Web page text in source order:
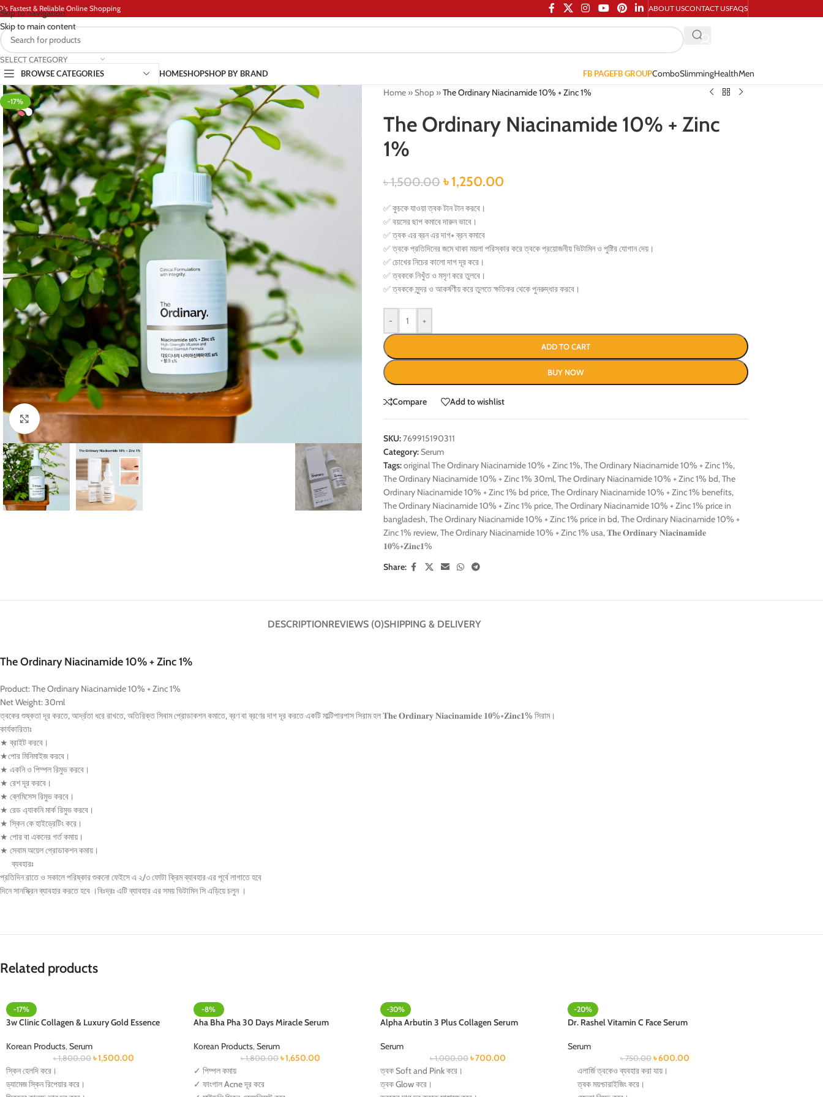
Skip to navigation
Skip to main content
Fastest & Reliable Online Shopping ABOUT USCONTACT USFAQS
SELECT CATEGORY
BROWSE CATEGORIES
HOMESHOPSHOP BY BRAND FB PAGEFB GROUPComboSlimmingHealthMen
-17%
Click to enlarge
Home»Shop»The Ordinary Niacinamide 10% + Zinc 1%
The Ordinary Niacinamide 10% + Zinc
1%
৳1,500.00 ৳1,250.00
✅ কুচকে যাওয়া ত্বক টান টান করবে।
✅ বয়সের ছাপ কমাবে দারুন ভাবে।
✅ ত্বক এর ব্রন এর দাগ+ ব্রন কমাবে
✅ ত্বকে প্রতিদিনের জমে থাকা ময়লা পরিস্কার করে ত্বকে প্রয়োজনীয় ভিটামিন ও পুষ্টির যোগান দেয়।
✅ চোখের নিচের কালো দাগ দূর করে।
✅ ত্বককে নিখুঁত ও মসৃণ করে তুলবে।
✅ ত্বককে সুন্দর ও আকর্ষণীয় করে তুলতে ক্ষতিকর থেকে পুনরুদ্ধার করবে।
- +
ADD TO CART
BUY NOW
Compare Add to wishlist
SKU:769915190311
Category:Serum
Tags:original The Ordinary Niacinamide 10% + Zinc 1%, The Ordinary Niacinamide 10% + Zinc 1%,
The Ordinary Niacinamide 10% + Zinc 1% 30ml, The Ordinary Niacinamide 10% + Zinc 1% bd, The
Ordinary Niacinamide 10% + Zinc 1% bd price, The Ordinary Niacinamide 10% + Zinc 1% benefits,
The Ordinary Niacinamide 10% + Zinc 1% price, The Ordinary Niacinamide 10% + Zinc 1% price in
bangladesh, The Ordinary Niacinamide 10% + Zinc 1% price in bd, The Ordinary Niacinamide 10% +
Zinc 1% review, The Ordinary Niacinamide 10% + Zinc 1% usa, 𝐓𝐡𝐞 𝐎𝐫𝐝𝐢𝐧𝐚𝐫𝐲 𝐍𝐢𝐚𝐜𝐢𝐧𝐚𝐦𝐢𝐝𝐞
𝟏𝟎%+𝐙𝐢𝐧𝐜𝟏%
Share:
DESCRIPTIONREVIEWS (0)SHIPPING & DELIVERY
The Ordinary Niacinamide 10% + Zinc 1%
Product:The Ordinary Niacinamide 10% + Zinc 1%
Net Weight: 30ml
ত্বকের শুষ্কতা দূর করতে, আর্দ্রতা ধরে রাখতে, অতিরিক্ত সিবাম প্রোডাকশন কমাতে, ব্রণ বা ব্রণের দাগ দূর করতে একটি মাল্টিপারপাস সিরাম হল 𝐓𝐡𝐞 𝐎𝐫𝐝𝐢𝐧𝐚𝐫𝐲 𝐍𝐢𝐚𝐜𝐢𝐧𝐚𝐦𝐢𝐝𝐞 𝟏𝟎%+𝐙𝐢𝐧𝐜𝟏% সিরাম।
কার্যকারিতাঃ
★ ব্রাইট করবে।
★পোর মিনিমাইজ করবে।
★ একনি ও পিম্পল রিমুভ করবে।
★ রেশ দূর করবে।
★ ব্লেমিসেস রিমুভ করবে।
★ রেড এ্যাকনি মার্ক রিমুভ করবে।
★ স্কিন কে হাইড্রেটিং করে।
★ পোর বা একনের গর্ত কমায়।
★ সেবাম অয়েল প্রোডাকশন কমায়।
ব্যবহারঃ
প্রতিদিন রাতে ও সকালে পরিষ্কার শুকনো ফেইসে এ ২/৩ ফোটা ক্রিম ব্যাবহার এর পূর্বে লাগাতে হবে
দিনে সানস্ক্রিন ব্যাবহার করতে হবে ।বিঃদ্রঃ এটি ব্যাবহার এর সময় ভিটামিন সি এড়িয়ে চলুন ।
Related products
-17%
3w Clinic Collagen & Luxury Gold Essence
Korean Products, Serum
৳1,800.00 ৳1,500.00
স্কিন হেলদি করে।
ড্যামেজ স্কিন রিপেয়ার করে।
-8%
Aha Bha Pha 30 Days Miracle Serum
Korean Products, Serum
৳1,800.00 ৳1,650.00
✓ পিম্পল কমায়
✓ ফাংগাল Acne দূর করে
-30%
Alpha Arbutin 3 Plus Collagen Serum
Serum
৳1,000.00 ৳700.00
ত্বক Soft and Pink করে।
ত্বক Glow করে।
-20%
Dr. Rashel Vitamin C Face Serum
Serum
৳750.00 ৳600.00
এলার্জি ত্বকেও ব্যবহার করা যায়।
ত্বক ময়শ্চারাইজিং করে।